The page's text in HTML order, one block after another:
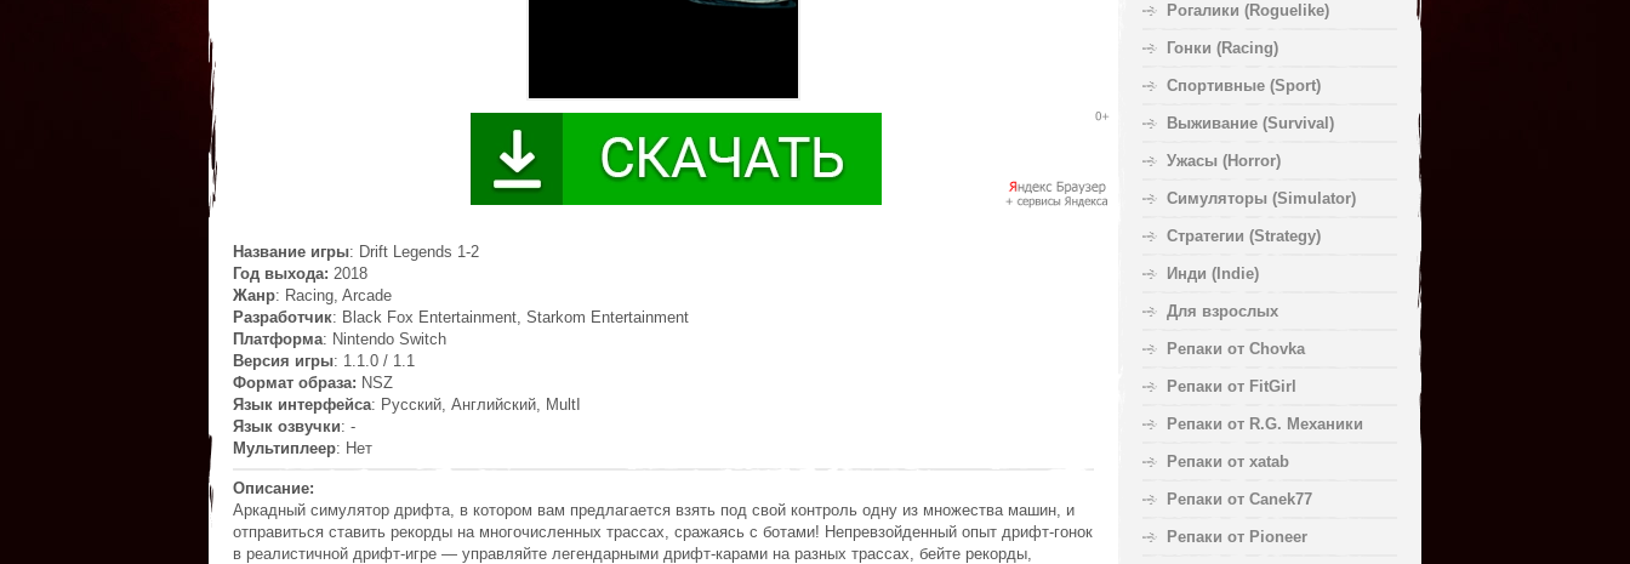
Название игры: Drift Legends 1-2
Год выхода: 2018
Жанр: Racing, Arcade
Разработчик: Black Fox Entertainment, Starkom Entertainment
Платформа: Nintendo Switch
Версия игры: 1.1.0 / 1.1
Формат образа: NSZ
Язык интерфейса: Русский, Английский, MultI
Язык озвучки: -
Мультиплеер: Нет
Описание:
Аркадный симулятор дрифта, в котором вам предлагается взять под свой контроль одну из множества машин, и
отправиться ставить рекорды на многочисленных трассах, сражаясь с ботами! Непревзойденный опыт дрифт-гонок
в реалистичной дрифт-игре — управляйте легендарными дрифт-карами на разных трассах, бейте рекорды,
Рогалики (Roguelike)
Гонки (Racing)
Спортивные (Sport)
Выживание (Survival)
Ужасы (Horror)
Симуляторы (Simulator)
Стратегии (Strategy)
Инди (Indie)
Для взрослых
Репаки от Chovka
Репаки от FitGirl
Репаки от R.G. Механики
Репаки от xatab
Репаки от Canek77
Репаки от Pioneer